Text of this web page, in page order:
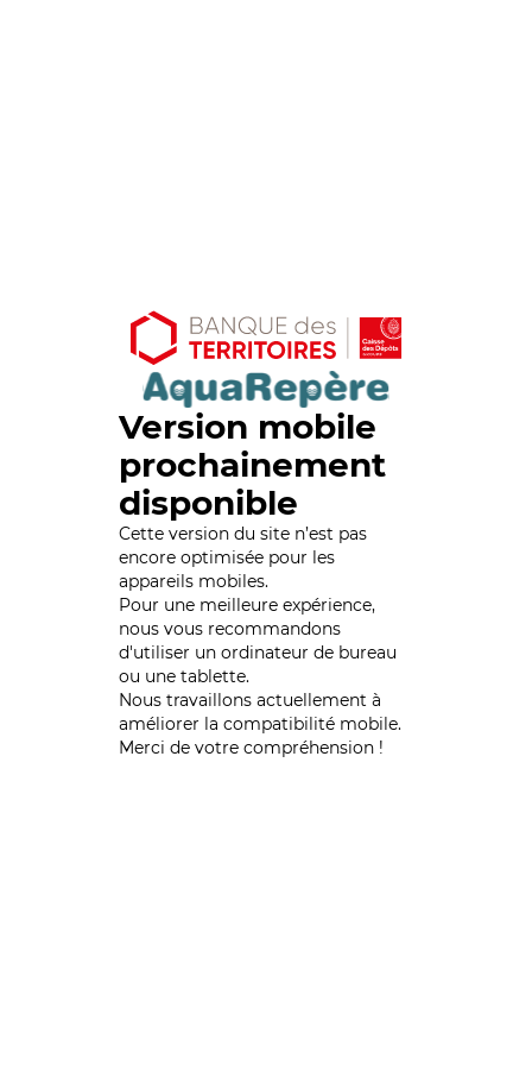
Version mobile
prochainement
disponible
Cette version du site n’est pas
encore optimisée pour les
appareils mobiles.
Pour une meilleure expérience,
nous vous recommandons
d'utiliser un ordinateur de bureau
ou une tablette.
Nous travaillons actuellement à
améliorer la compatibilité mobile.
Merci de votre compréhension !